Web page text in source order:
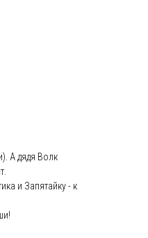
А дядя Волк
и Запятайку - к